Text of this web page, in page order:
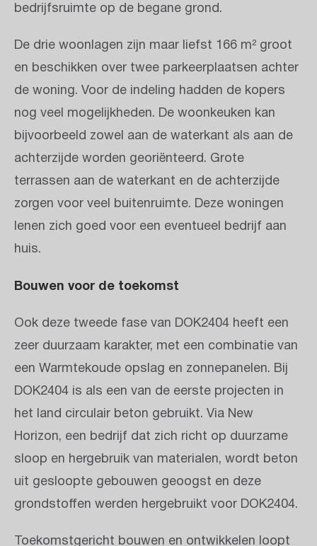
bedrijfsruimte op de begane grond.
De drie woonlagen zijn maar liefst 166 m² groot
en beschikken over twee parkeerplaatsen achter
de woning. Voor de indeling hadden de kopers
nog veel mogelijkheden. De woonkeuken kan
bijvoorbeeld zowel aan de waterkant als aan de
achterzijde worden georiënteerd. Grote
terrassen aan de waterkant en de achterzijde
zorgen voor veel buitenruimte. Deze woningen
lenen zich goed voor een eventueel bedrijf aan
huis.
Bouwen voor de toekomst
Ook deze tweede fase van DOK2404 heeft een
zeer duurzaam karakter, met een combinatie van
een Warmtekoude opslag en zonnepanelen. Bij
DOK2404 is als een van de eerste projecten in
het land circulair beton gebruikt. Via New
Horizon, een bedrijf dat zich richt op duurzame
sloop en hergebruik van materialen, wordt beton
uit gesloopte gebouwen geoogst en deze
grondstoffen werden hergebruikt voor DOK2404.
Toekomstgericht bouwen en ontwikkelen loopt